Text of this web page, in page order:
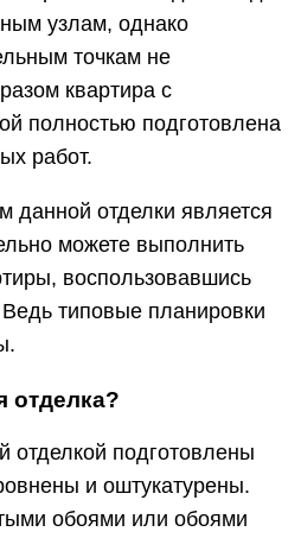
узлам, однако
точкам не
квартира с
полностью подготовлена
работ.
отделки является
можете выполнить
воспользовавшись
типовые планировки
отделка?
отделкой подготовлены
и оштукатурены.
обоями или обоями